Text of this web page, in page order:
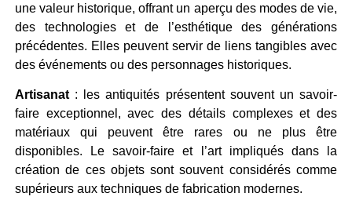
une valeur historique, offrant un aperçu des modes de vie,
des technologies et de l’esthétique des générations
précédentes. Elles peuvent servir de liens tangibles avec
des événements ou des personnages historiques.
Artisanat: les antiquités présentent souvent un savoir-
faire exceptionnel, avec des détails complexes et des
matériaux qui peuvent être rares ou ne plus être
disponibles. Le savoir-faire et l’art impliqués dans la
création de ces objets sont souvent considérés comme
supérieurs aux techniques de fabrication modernes.